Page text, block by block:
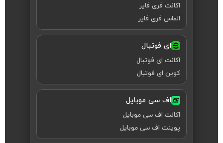
اکانت فری فایر
الماس فری فایر
ای فوتبال
اکانت ای فوتبال
کوین ای فوتبال
اف سی موبایل
اکانت اف سی موبایل
پوینت اف سی موبایل